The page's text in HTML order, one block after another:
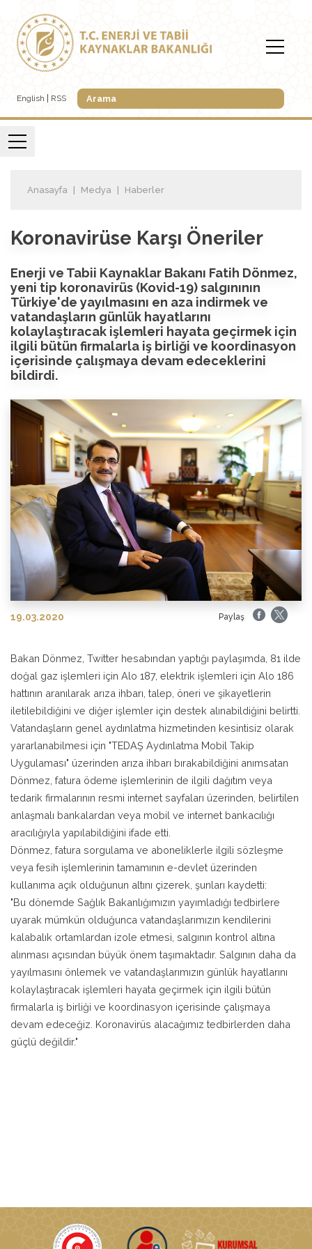
English RSS
Anasayfa Medya Haberler
Koronavirüse Karşı Öneriler
Enerji ve Tabii Kaynaklar Bakanı Fatih Dönmez,
yeni tip koronavirüs (Kovid-19) salgınının
Türkiye'de yayılmasını en aza indirmek ve
vatandaşların günlük hayatlarını
kolaylaştıracak işlemleri hayata geçirmek için
ilgili bütün firmalarla iş birliği ve koordinasyon
içerisinde çalışmaya devam edeceklerini
bildirdi.
19.03.2020 Paylaş
Bakan Dönmez, Twitter hesabından yaptığı paylaşımda, 81 ilde
doğal gaz işlemleri için Alo 187, elektrik işlemleri için Alo 186
hattının aranılarak arıza ihbarı, talep, öneri ve şikayetlerin
iletilebildiğini ve diğer işlemler için destek alınabildiğini belirtti.
Vatandaşların genel aydınlatma hizmetinden kesintisiz olarak
yararlanabilmesi için "TEDAŞ Aydınlatma Mobil Takip
Uygulaması" üzerinden arıza ihbarı bırakabildiğini anımsatan
Dönmez, fatura ödeme işlemlerinin de ilgili dağıtım veya
tedarik firmalarının resmi internet sayfaları üzerinden, belirtilen
anlaşmalı bankalardan veya mobil ve internet bankacılığı
aracılığıyla yapılabildiğini ifade etti.
Dönmez, fatura sorgulama ve aboneliklerle ilgili sözleşme
veya fesih işlemlerinin tamamının e-devlet üzerinden
kullanıma açık olduğunun altını çizerek, şunları kaydetti:
"Bu dönemde Sağlık Bakanlığımızın yayımladığı tedbirlere
uyarak mümkün olduğunca vatandaşlarımızın kendilerini
kalabalık ortamlardan izole etmesi, salgının kontrol altına
alınması açısından büyük önem taşımaktadır. Salgının daha da
yayılmasını önlemek ve vatandaşlarımızın günlük hayatlarını
kolaylaştıracak işlemleri hayata geçirmek için ilgili bütün
firmalarla iş birliği ve koordinasyon içerisinde çalışmaya
devam edeceğiz. Koronavirüs alacağımız tedbirlerden daha
güçlü değildir."